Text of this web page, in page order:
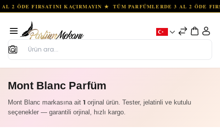
Ara
Mont Blanc Parfüm
Mont Blanc markasına ait 1 orjinal ürün. Tester, jelatinli ve kutulu
seçenekler — garantili orjinal, hızlı kargo.